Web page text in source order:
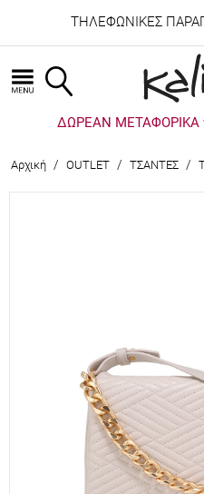
ΤΗΛΕΦΩΝΙΚΕΣ
ΔΩΡΕΑΝ ΜΕΤΑΦΟΡΙΚΑ
Αρχική / OUTLET / ΤΣΑΝΤΕΣ /